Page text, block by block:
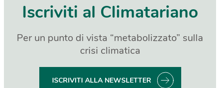
Iscriviti al Climatariano
Per un punto di vista “metabolizzato” sulla
crisi climatica
ISCRIVITI ALLA NEWSLETTER